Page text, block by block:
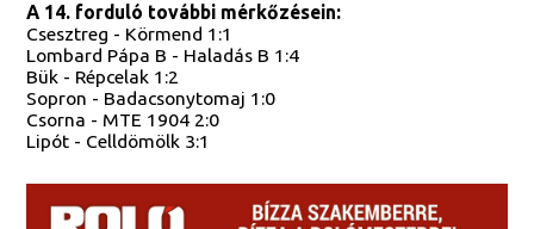
A 14. forduló további mérkőzésein:
Csesztreg - Körmend 1:1
Lombard Pápa B - Haladás B 1:4
Bük - Répcelak 1:2
Sopron - Badacsonytomaj 1:0
Csorna - MTE 1904 2:0
Lipót - Celldömölk 3:1